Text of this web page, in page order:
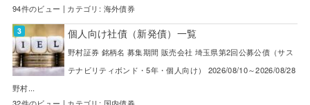
94件のビュー | カテゴリ: 海外債券
個人向け社債（新発債）一覧
野村証券 銘柄名 募集期間 販売会社 埼玉県第2回公募公債（サス
テナビリティボンド・5年・個人向け） 2026/08/10～2026/08/28
野村...